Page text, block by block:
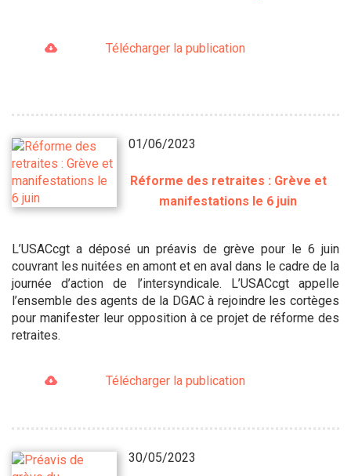
Télécharger la publication
01/06/2023
Réforme des retraites : Grève et
manifestations le 6 juin
L’USACcgt a déposé un préavis de grève pour le 6 juin
couvrant les nuitées en amont et en aval dans le cadre de la
journée d’action de l’intersyndicale. L’USACcgt appelle
l’ensemble des agents de la DGAC à rejoindre les cortèges
pour manifester leur opposition à ce projet de réforme des
retraites.
Télécharger la publication
30/05/2023